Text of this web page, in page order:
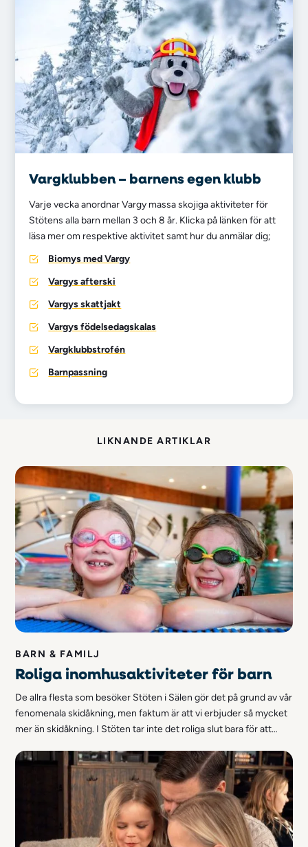
Vargklubben – barnens egen klubb
Varje vecka anordnar Vargy massa skojiga aktiviteter för
Stötens alla barn mellan 3 och 8 år. Klicka på länken för att
läsa mer om respektive aktivitet samt hur du anmälar dig;
Biomys med Vargy
Vargys afterski
Vargys skattjakt
Vargys födelsedagskalas
Vargklubbstrofén
Barnpassning
LIKNANDE ARTIKLAR
BARN & FAMILJ
Roliga inomhusaktiviteter för barn
De allra flesta som besöker Stöten i Sälen gör det på grund av vår
fenomenala skidåkning, men faktum är att vi erbjuder så mycket
mer än skidåkning. I Stöten tar inte det roliga slut bara för att
erbjuda inomhus - perfekt för barn med skidtrötta ben eller när
vädret inte visar sig från sin bästa sida.